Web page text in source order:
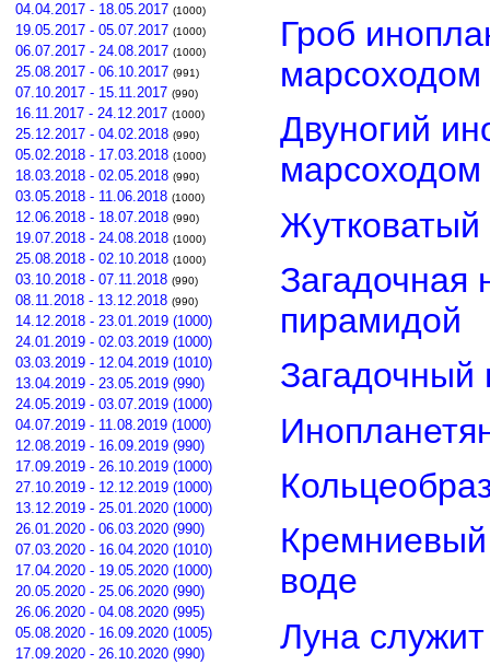
04.04.2017 - 18.05.2017 (1000)
19.05.2017 - 05.07.2017 (1000)
06.07.2017 - 24.08.2017 (1000)
25.08.2017 - 06.10.2017 (991)
07.10.2017 - 15.11.2017 (990)
16.11.2017 - 24.12.2017 (1000)
25.12.2017 - 04.02.2018 (990)
05.02.2018 - 17.03.2018 (1000)
18.03.2018 - 02.05.2018 (990)
03.05.2018 - 11.06.2018 (1000)
12.06.2018 - 18.07.2018 (990)
19.07.2018 - 24.08.2018 (1000)
25.08.2018 - 02.10.2018 (1000)
03.10.2018 - 07.11.2018 (990)
08.11.2018 - 13.12.2018 (990)
14.12.2018 - 23.01.2019 (1000)
24.01.2019 - 02.03.2019 (1000)
03.03.2019 - 12.04.2019 (1010)
13.04.2019 - 23.05.2019 (990)
24.05.2019 - 03.07.2019 (1000)
04.07.2019 - 11.08.2019 (1000)
12.08.2019 - 16.09.2019 (990)
17.09.2019 - 26.10.2019 (1000)
27.10.2019 - 12.12.2019 (1000)
13.12.2019 - 25.01.2020 (1000)
26.01.2020 - 06.03.2020 (990)
07.03.2020 - 16.04.2020 (1010)
17.04.2020 - 19.05.2020 (1000)
20.05.2020 - 25.06.2020 (990)
26.06.2020 - 04.08.2020 (995)
05.08.2020 - 16.09.2020 (1005)
17.09.2020 - 26.10.2020 (990)
Гроб
марсоходом
Двуногий
марсоходом
Загадочная
пирамидой
воде
Луна